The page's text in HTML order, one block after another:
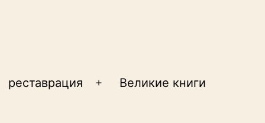
реставрация
ОткрытьВеликие книги